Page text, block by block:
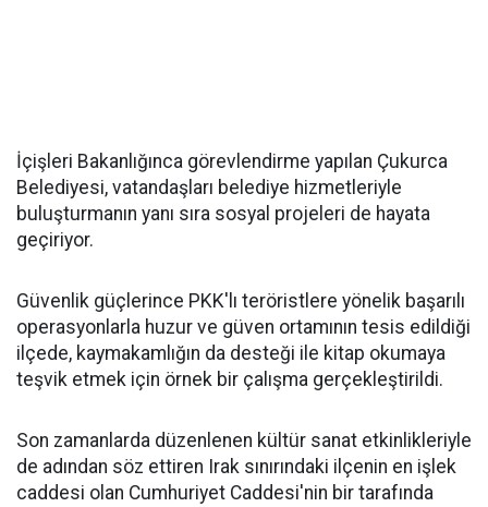
İçişleri Bakanlığınca görevlendirme yapılan Çukurca
Belediyesi, vatandaşları belediye hizmetleriyle
buluşturmanın yanı sıra sosyal projeleri de hayata
geçiriyor.
Güvenlik güçlerince PKK'lı teröristlere yönelik başarılı
operasyonlarla huzur ve güven ortamının tesis edildiği
ilçede, kaymakamlığın da desteği ile kitap okumaya
teşvik etmek için örnek bir çalışma gerçekleştirildi.
Son zamanlarda düzenlenen kültür sanat etkinlikleriyle
de adından söz ettiren Irak sınırındaki ilçenin en işlek
caddesi olan Cumhuriyet Caddesi'nin bir tarafında